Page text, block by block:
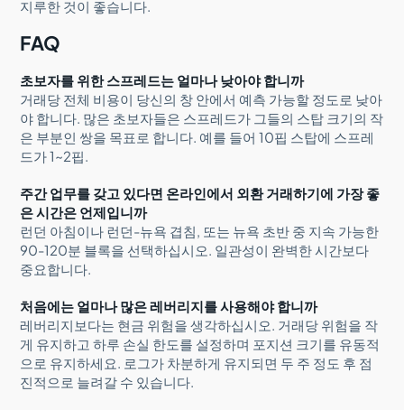
지루한 것이 좋습니다.
FAQ
초보자를 위한 스프레드는 얼마나 낮아야 합니까
거래당 전체 비용이 당신의 창 안에서 예측 가능할 정도로 낮아
야 합니다. 많은 초보자들은 스프레드가 그들의 스탑 크기의 작
은 부분인 쌍을 목표로 합니다. 예를 들어 10핍 스탑에 스프레
드가 1~2핍.
주간 업무를 갖고 있다면 온라인에서 외환 거래하기에 가장 좋
은 시간은 언제입니까
런던 아침이나 런던-뉴욕 겹침, 또는 뉴욕 초반 중 지속 가능한
90-120분 블록을 선택하십시오. 일관성이 완벽한 시간보다
중요합니다.
처음에는 얼마나 많은 레버리지를 사용해야 합니까
레버리지보다는 현금 위험을 생각하십시오. 거래당 위험을 작
게 유지하고 하루 손실 한도를 설정하며 포지션 크기를 유동적
으로 유지하세요. 로그가 차분하게 유지되면 두 주 정도 후 점
진적으로 늘려갈 수 있습니다.